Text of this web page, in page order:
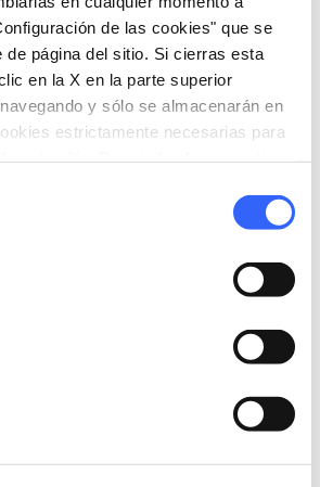
de las cookies" que se
de página del sitio. Si cierras esta
en la X en la parte superior
y sólo se almacenarán en
estrictamente necesarias para
Vettovaglie